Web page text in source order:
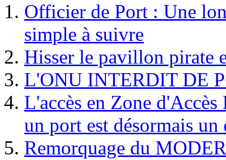
Officier de Port : Une
simple à suivre
Hisser le pavillon pirate
L'ONU INTERDIT DE
L'accès en Zone
un port est désormais un
Remorquage du